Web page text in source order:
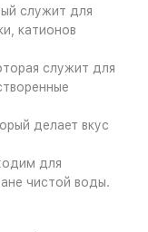
служит для
катионов
служит для
делает вкус
для
чистой воды.